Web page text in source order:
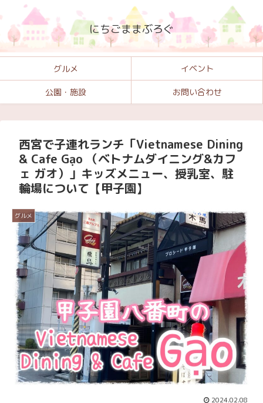
にちごままぶろぐ
グルメ イベント
公園・施設 お問い合わせ
西宮で子連れランチ「Vietnamese Dining
& Cafe Gạo （ベトナムダイニング&カフ
ェ ガオ）」キッズメニュー、授乳室、駐
輪場について【甲子園】
グルメ
2024.02.08